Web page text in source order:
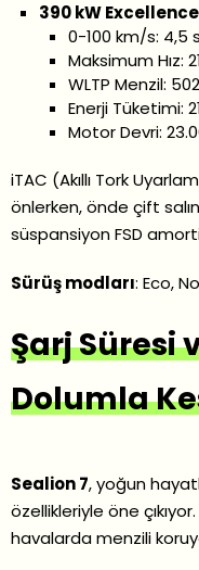
390 kW
0-100 km/s: 4,5
Maksimum Hız:
WLTP Menzil:
Enerji Tüketimi:
Motor Devri:
iTAC (Akıllı Tork
önlerken, önde çift
süspansiyon FSD
Sürüş modları: Eco,
Şarj Süresi
Dolumla
Sealion 7, yoğun
özellikleriyle öne
havalarda menzili